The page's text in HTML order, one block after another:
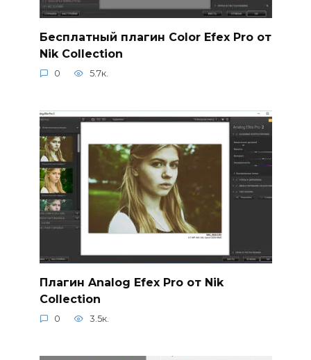
Бесплатный плагин Color Efex Pro от
Nik Collection
0 5.7к.
Плагин Analog Efex Pro от Nik
Collection
0 3.5к.